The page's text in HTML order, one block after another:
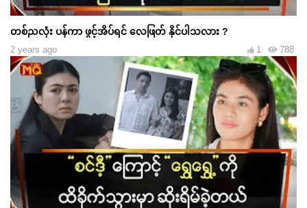
တစ်ညလုံး ပန်ကာ ဖွင့်အိပ်ရင် လေဖြတ် နိုင်ပါသလား ?
2 years ago 788
1